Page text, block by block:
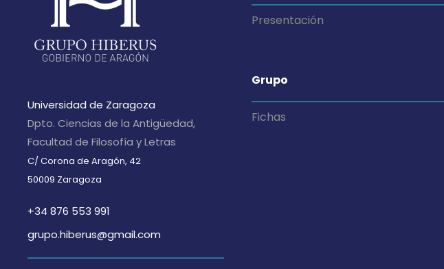
Universidad de Zaragoza
Dpto. Ciencias de la Antigüedad,
Facultad de Filosofía y Letras
C/ Corona de Aragón, 42
50009 Zaragoza
+34 876 553 991
grupo.hiberus@gmail.com
Presentación
Grupo
Fichas